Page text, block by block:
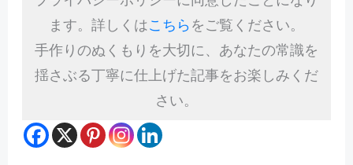
ます。詳しくはこちら をご覧ください。
手作りのぬくもりを大切に、あなたの常識を
揺さぶる丁寧に仕上げた記事をお楽しみくだ
さい。